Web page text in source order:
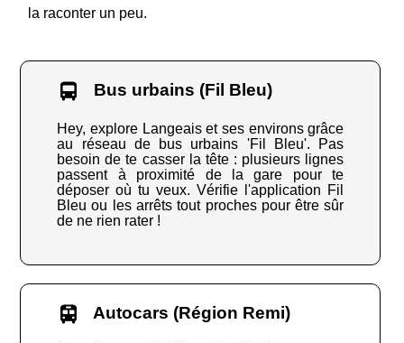
la raconter un peu.
Bus urbains (Fil Bleu)
Hey, explore Langeais et ses environs grâce
au réseau de bus urbains 'Fil Bleu'. Pas
besoin de te casser la tête : plusieurs lignes
passent à proximité de la gare pour te
déposer où tu veux. Vérifie l'application Fil
Bleu ou les arrêts tout proches pour être sûr
de ne rien rater !
Autocars (Région Remi)